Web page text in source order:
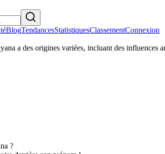
BlogTendancesStatistiquesClassementConnexion
a des origines variées, incluant des influences
?